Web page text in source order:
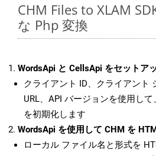
CHM Files to XLAM
な Php 変換
WordsApi と CellsApi をセットア
クライアント ID、クライアント
URL、API バージョンを使用して、
を初期化します
WordsApi を使用して CHM を
ローカル ファイル名と形式を